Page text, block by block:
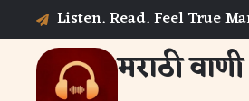
Listen. Read. Feel True
मराठी वाणी